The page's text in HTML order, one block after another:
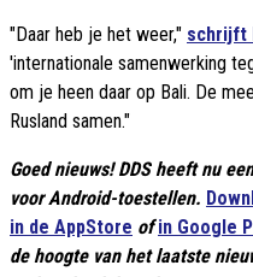
"Daar heb je het weer," schrijft
'internationale samenwerking
om je heen daar op Bali. De
Rusland samen."
Goed nieuws! DDS heeft nu
voor Android-toestellen.
in de AppStore ofin Google
de hoogte van het laatste